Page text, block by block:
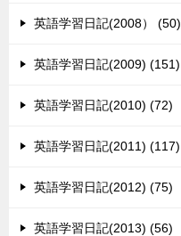
英語学習日記(2008） (50)
英語学習日記(2009) (151)
英語学習日記(2010) (72)
英語学習日記(2011) (117)
英語学習日記(2012) (75)
英語学習日記(2013) (56)